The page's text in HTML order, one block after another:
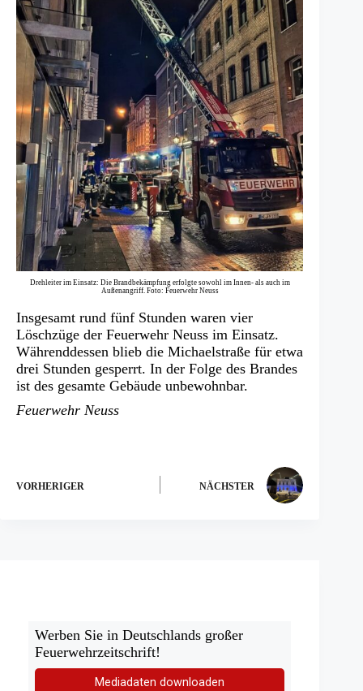
Drehleiter im Einsatz: Die Brandbekämpfung erfolgte sowohl im Innen- als auch im
Außenangriff. Foto: Feuerwehr Neuss
Insgesamt rund fünf Stunden waren vier
Löschzüge der Feuerwehr Neuss im Einsatz.
Währenddessen blieb die Michaelstraße für etwa
drei Stunden gesperrt. In der Folge des Brandes
ist des gesamte Gebäude unbewohnbar.
Feuerwehr Neuss
VORHERIGER NÄCHSTER
Werben Sie in Deutschlands großer
Feuerwehrzeitschrift!
Mediadaten downloaden